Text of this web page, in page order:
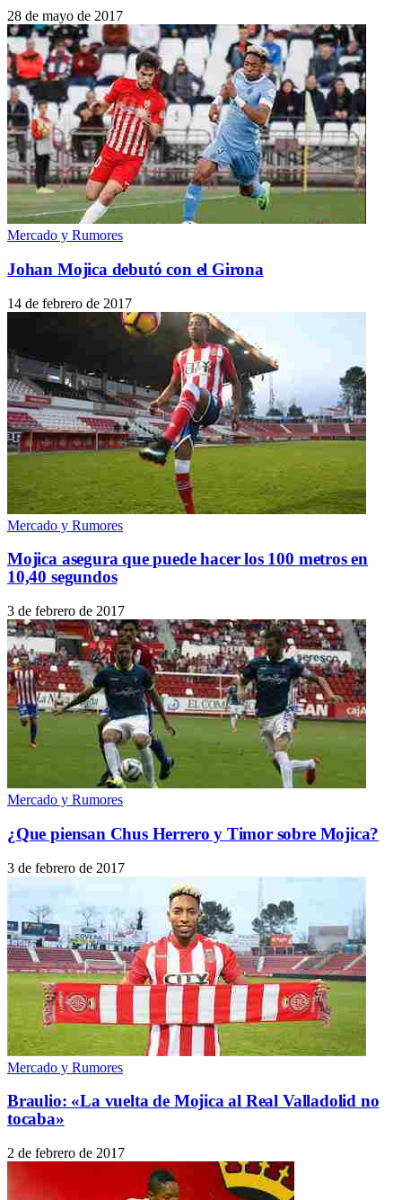
28 de mayo de 2017
Mercado y Rumores
Johan Mojica debutó con el Girona
14 de febrero de 2017
Mercado y Rumores
Mojica asegura que puede hacer los 100 metros en
10,40 segundos
3 de febrero de 2017
Mercado y Rumores
¿Que piensan Chus Herrero y Timor sobre Mojica?
3 de febrero de 2017
Mercado y Rumores
Braulio: «La vuelta de Mojica al Real Valladolid no
tocaba»
2 de febrero de 2017